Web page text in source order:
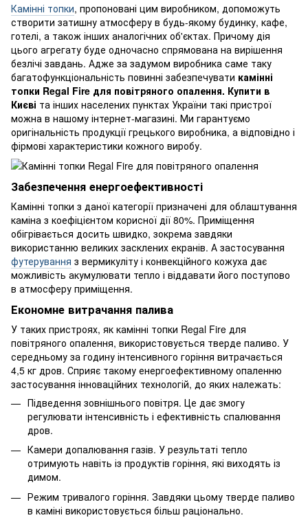
Камінні топки, пропоновані цим виробником, допоможуть
створити затишну атмосферу в будь-якому будинку, кафе,
готелі, а також інших аналогічних об'єктах. Причому дія
цього агрегату буде одночасно спрямована на вирішення
безлічі завдань. Адже за задумом виробника саме таку
багатофункціональність повинні забезпечувати камінні
топки Regal Fire для повітряного опалення. Купити в
Києві та інших населених пунктах України такі пристрої
можна в нашому інтернет-магазині. Ми гарантуємо
оригінальність продукції грецького виробника, а відповідно і
фірмові характеристики кожного виробу.
Забезпечення енергоефективності
Камінні топки з даної категорії призначені для облаштування
каміна з коефіцієнтом корисної дії 80%. Приміщення
обігрівається досить швидко, зокрема завдяки
використанню великих засклених екранів. А застосування
футерування з вермикуліту і конвекційного кожуха дає
можливість акумулювати тепло і віддавати його поступово
в атмосферу приміщення.
Економне витрачання палива
У таких пристроях, як камінні топки Regal Fire для
повітряного опалення, використовується тверде паливо. У
середньому за годину інтенсивного горіння витрачається
4,5 кг дров. Сприяє такому енергоефективному опаленню
застосування інноваційних технологій, до яких належать:
Підведення зовнішнього повітря. Це дає змогу
регулювати інтенсивність і ефективність спалювання
дров.
Камери допалювання газів. У результаті тепло
отримують навіть із продуктів горіння, які виходять із
димом.
Режим тривалого горіння. Завдяки цьому тверде паливо
в каміні використовується більш раціонально.